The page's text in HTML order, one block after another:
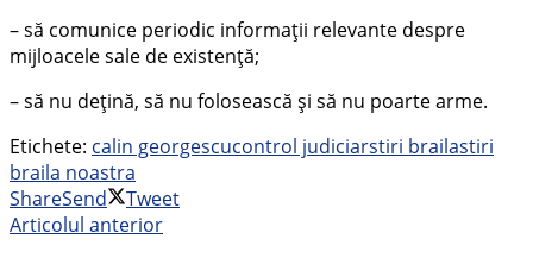
– să comunice periodic informaţii relevante despre
mijloacele sale de existenţă;
– să nu deţină, să nu folosească şi să nu poarte arme.
Etichete: calin georgescucontrol judiciarstiri brailastiri
braila noastra
ShareSend
Tweet
Articolul anterior